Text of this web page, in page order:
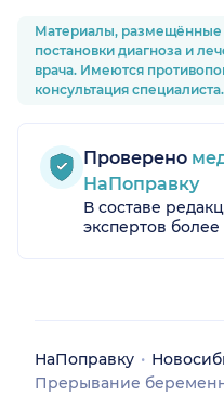
Материалы, размещённые
постановки диагноза и
врача. Имеются
консультация специалиста.
Проверено
НаПоправку
В составе
экспертов
НаПоправку
Прерывание